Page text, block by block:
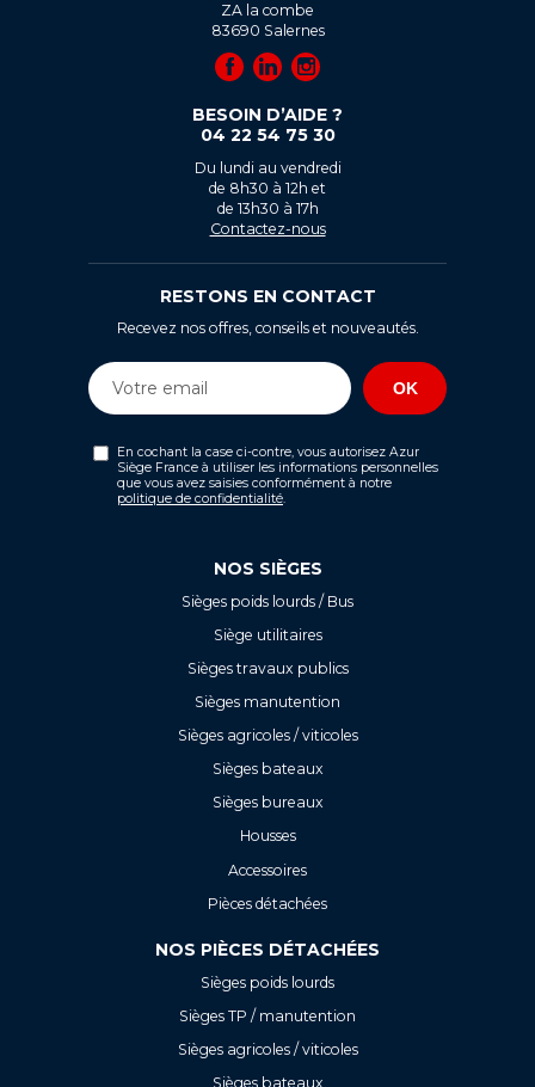
ZA la combe
83690 Salernes
BESOIN D’AIDE ?
04 22 54 75 30
Du lundi au vendredi
de 8h30 à 12h et
de 13h30 à 17h
Contactez-nous
RESTONS EN CONTACT
Recevez nos offres, conseils et nouveautés.
En cochant la case ci-contre, vous autorisez Azur
Siège France à utiliser les informations personnelles
que vous avez saisies conformément à notre
politique de confidentialité
NOS SIÈGES
Sièges poids lourds / Bus
Siège utilitaires
Sièges travaux publics
Sièges manutention
Sièges agricoles / viticoles
Sièges bateaux
Sièges bureaux
Housses
Accessoires
Pièces détachées
NOS PIÈCES DÉTACHÉES
Sièges poids lourds
Sièges TP / manutention
Sièges agricoles / viticoles
Sièges bateaux